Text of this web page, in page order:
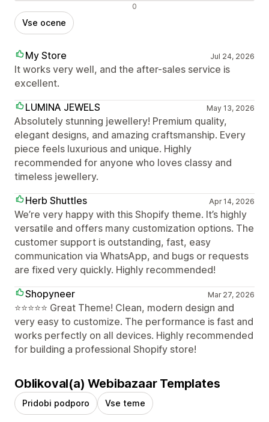
0
Vse ocene
My Store Jul 24, 2026
It works very well, and the after-sales service is
excellent.
LUMINA JEWELS
May 13, 2026
Absolutely stunning jewellery! Premium quality,
elegant designs, and amazing craftsmanship. Every
piece feels luxurious and unique. Highly
recommended for anyone who loves classy and
timeless jewellery.
Herb Shuttles
Apr 14, 2026
We’re very happy with this Shopify theme. It’s highly
versatile and offers many customization options. The
customer support is outstanding, fast, easy
communication via WhatsApp, and bugs or requests
are fixed very quickly. Highly recommended!
Shopyneer
Mar 27, 2026
⭐⭐⭐⭐⭐ Great Theme! Clean, modern design and
very easy to customize. The performance is fast and
works perfectly on all devices. Highly recommended
for building a professional Shopify store!
Oblikoval(a) Webibazaar Templates
Pridobi podporo Vse teme